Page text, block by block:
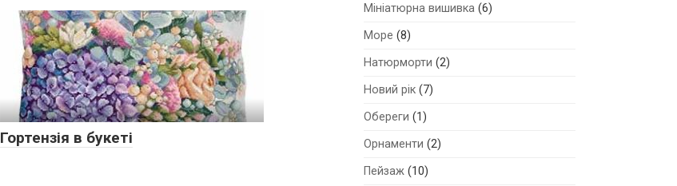
Гортензія в букеті
Мініатюрна вишивка (6)
Море (8)
Натюрморти (2)
Новий рік (7)
Обереги (1)
Орнаменти (2)
Пейзаж (10)